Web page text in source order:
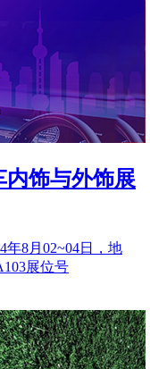
饰与外饰展
年8月02~04日，地
展位号